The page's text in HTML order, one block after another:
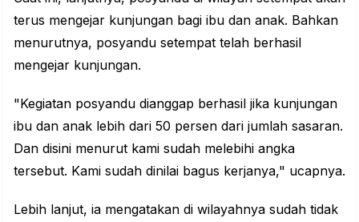
terus mengejar kunjungan bagi ibu dan anak. Bahkan
menurutnya, posyandu setempat telah berhasil
mengejar kunjungan.
"Kegiatan posyandu dianggap berhasil jika kunjungan
ibu dan anak lebih dari 50 persen dari jumlah sasaran.
Dan disini menurut kami sudah melebihi angka
tersebut. Kami sudah dinilai bagus kerjanya," ucapnya.
Lebih lanjut, ia mengatakan di wilayahnya sudah tidak